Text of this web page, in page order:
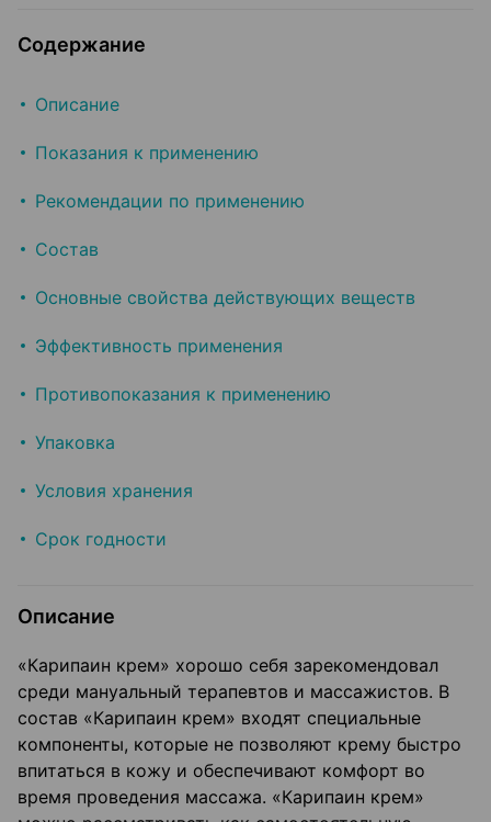
Содержание
Описание
Показания к применению
Рекомендации по применению
Состав
Основные свойства действующих веществ
Эффективность применения
Противопоказания к применению
Упаковка
Условия хранения
Срок годности
Описание
«Карипаин крем» хорошо себя зарекомендовал
среди мануальный терапевтов и массажистов. В
состав «Карипаин крем» входят специальные
компоненты, которые не позволяют крему быстро
впитаться в кожу и обеспечивают комфорт во
время проведения массажа. «Карипаин крем»